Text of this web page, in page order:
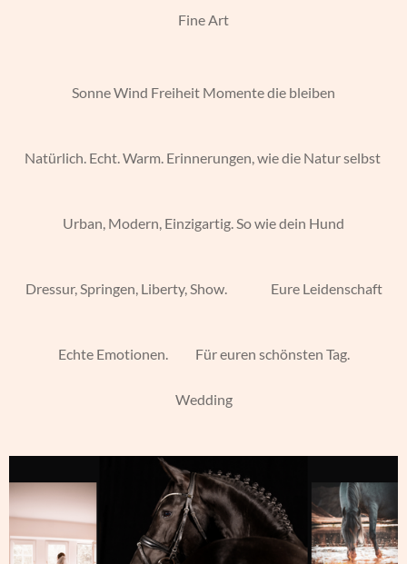
Fine Art
Sonne Wind Freiheit Momente die bleiben
Natürlich. Echt. Warm. Erinnerungen, wie die Natur selbst
Urban, Modern, Einzigartig. So wie dein Hund
Dressur, Springen, Liberty, Show. Eure Leidenschaft
Echte Emotionen. Für euren schönsten Tag.
Wedding